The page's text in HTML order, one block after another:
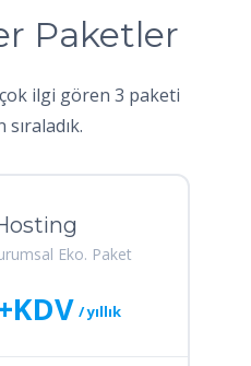
Paketler
ilgi gören 3 paketi
Eko. Paket
/ yıllık